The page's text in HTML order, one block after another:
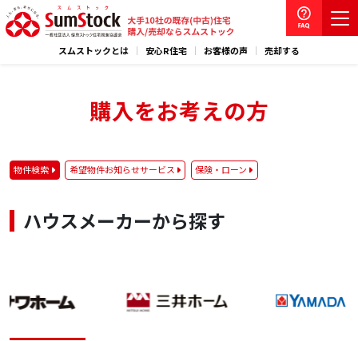
スムストックとは 安心R住宅 お客様の声 売却する
購入をお考えの方
物件検索 希望物件お知らせサービス 保険・ローン
ハウスメーカーから探す